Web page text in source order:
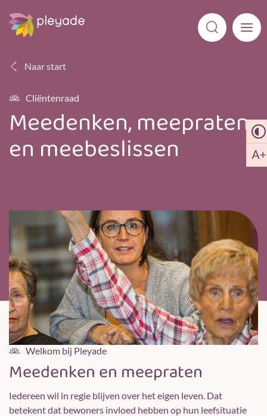
Naar start
Cliëntenraad
Meedenken, meepraten
en meebeslissen
Welkom bij Pleyade
Meedenken en meepraten
Iedereen wil in regie blijven over het eigen leven. Dat
betekent dat bewoners invloed hebben op hun leefsituatie